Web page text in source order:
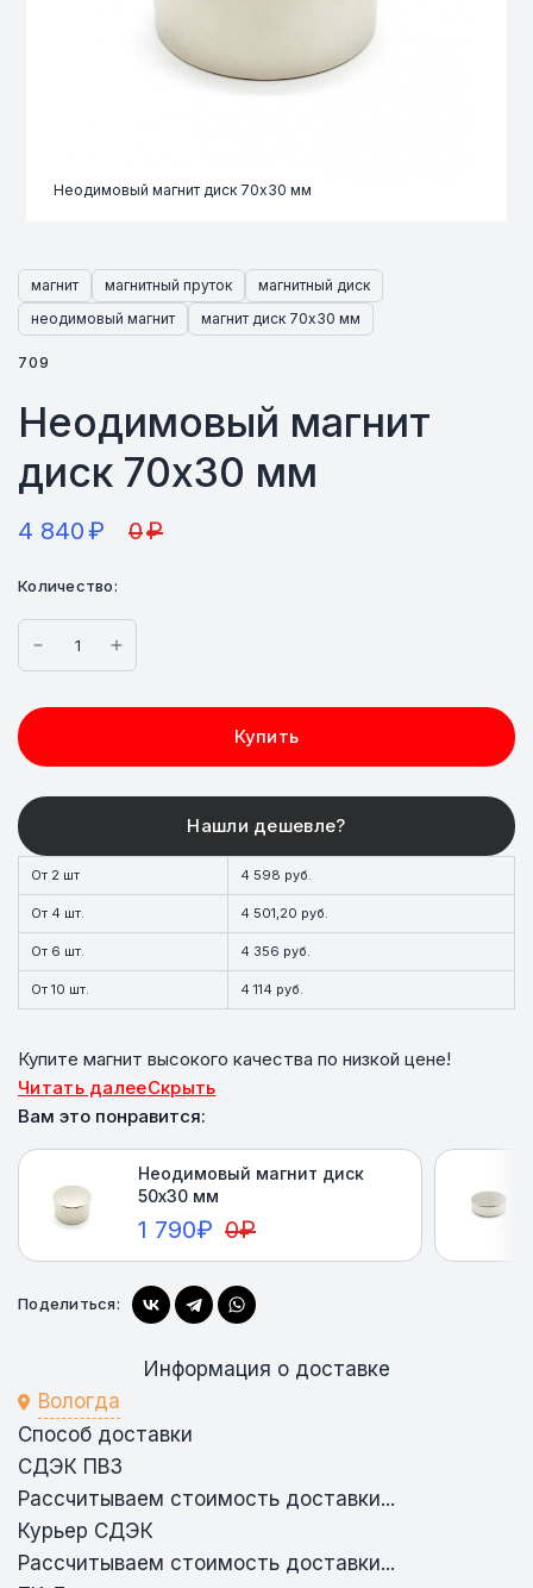
Неодимовый магнит диск 70х30 мм
магнит магнитный пруток
магнитный диск
неодимовый магнит
магнит диск 70х30 мм
709
Неодимовый магнит
диск 70х30 мм
4 840₽ 0₽
Количество:
Купить
От 2 шт 4 598 руб.
От 4 шт. 4 501,20 руб.
От 6 шт. 4 356 руб.
От 10 шт. 4 114 руб.
Купите магнит высокого качества по низкой цене!
Читать далееСкрыть
Вам это понравится:
Неодимовый магнит диск
50х30 мм
1 790₽ 0₽
Купить
Поделиться:
Информация о доставке
Вологда
Способ доставки
СДЭК ПВЗ
Рассчитываем стоимость доставки...
Курьер СДЭК
Рассчитываем стоимость доставки...